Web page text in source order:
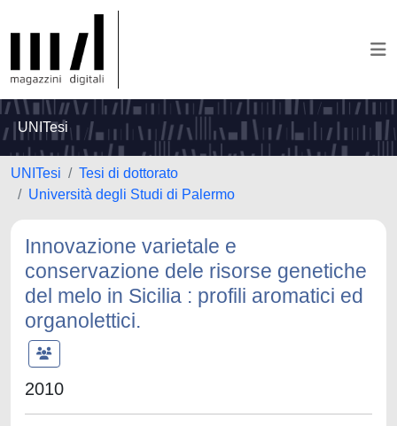
UNITesi
UNITesi
Tesi di dottorato
Università degli Studi di Palermo
Innovazione varietale e
conservazione dele risorse genetiche
del melo in Sicilia : profili aromatici ed
organolettici.
2010